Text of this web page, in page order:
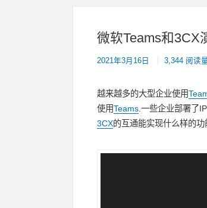
微软Teams和3CX
2021年3月16日 3,344 阅读
越来越多的大型企业使用
使用Teams .一些企业部署了
3CX的互通能实现什么样的功